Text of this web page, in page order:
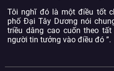
Tôi nghĩ đó là một điều tốt
phố Đại Tây Dương nói
triều dâng cao cuốn theo
người tin tưởng vào điều đó ”.